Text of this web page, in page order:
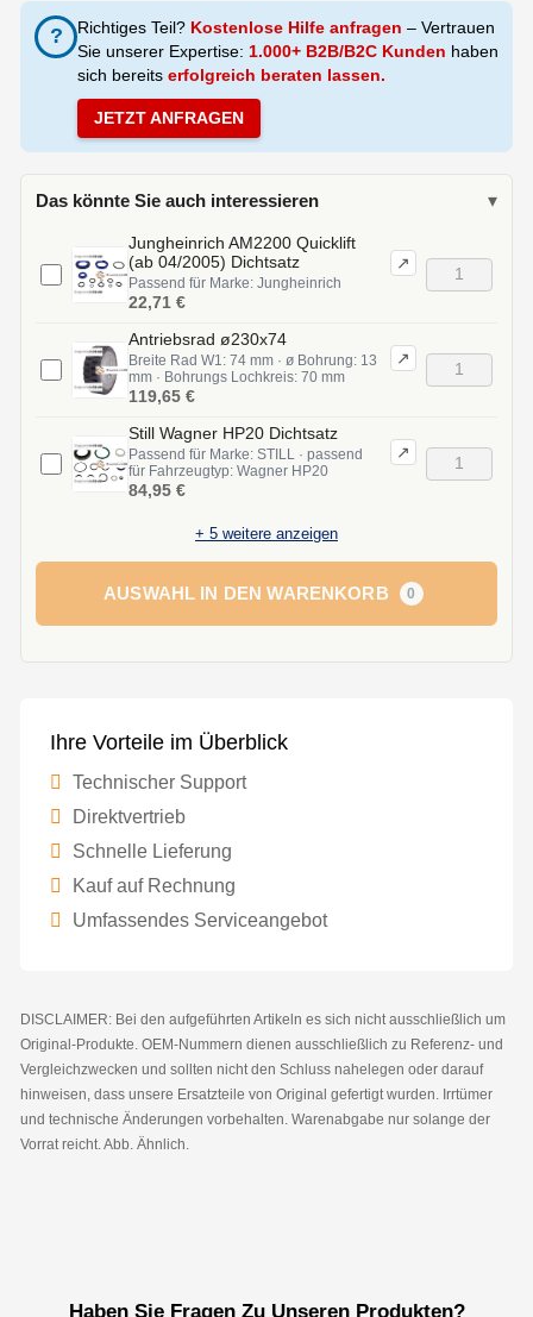
? Richtiges Teil? Kostenlose Hilfe anfragen – Vertrauen
Sie unserer Expertise: 1.000+ B2B/B2C Kunden haben
sich bereits erfolgreich beraten lassen.
JETZT ANFRAGEN
Das könnte Sie auch interessieren ▾
Jungheinrich AM2200 Quicklift
(ab 04/2005) Dichtsatz
Passend für Marke: Jungheinrich
↗
22,71 €
Antriebsrad ø230x74
Breite Rad W1: 74 mm · ø Bohrung: 13
mm · Bohrungs Lochkreis: 70 mm
↗
119,65 €
Still Wagner HP20 Dichtsatz
Passend für Marke: STILL · passend
für Fahrzeugtyp: Wagner HP20
↗
84,95 €
+ 5 weitere anzeigen
AUSWAHL IN DEN WARENKORB 0
Ihre Vorteile im Überblick
Technischer Support
Direktvertrieb
Schnelle Lieferung
Kauf auf Rechnung
Umfassendes Serviceangebot
DISCLAIMER: Bei den aufgeführten Artikeln es sich nicht ausschließlich um
Original-Produkte. OEM-Nummern dienen ausschließlich zu Referenz- und
Vergleichzwecken und sollten nicht den Schluss nahelegen oder darauf
hinweisen, dass unsere Ersatzteile von Original gefertigt wurden. Irrtümer
und technische Änderungen vorbehalten. Warenabgabe nur solange der
Vorrat reicht. Abb. Ähnlich.
Haben Sie Fragen Zu Unseren Produkten?